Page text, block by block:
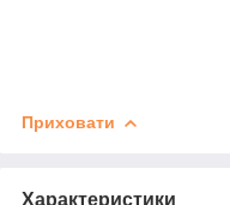
Приховати
Характеристики